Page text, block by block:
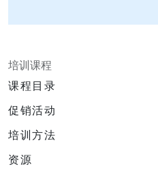
培训课程
课程目录
促销活动
培训方法
资源